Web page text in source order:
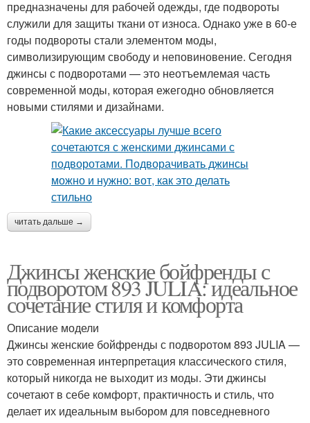
предназначены для рабочей одежды, где подвороты
служили для защиты ткани от износа. Однако уже в 60-е
годы подвороты стали элементом моды,
символизирующим свободу и неповиновение. Сегодня
джинсы с подворотами — это неотъемлемая часть
современной моды, которая ежегодно обновляется
новыми стилями и дизайнами.
читать дальше →
Джинсы женские бойфренды с
подворотом 893 JULIA: идеальное
сочетание стиля и комфорта
Описание модели
Джинсы женские бойфренды с подворотом 893 JULIA —
это современная интерпретация классического стиля,
который никогда не выходит из моды. Эти джинсы
сочетают в себе комфорт, практичность и стиль, что
делает их идеальным выбором для повседневного